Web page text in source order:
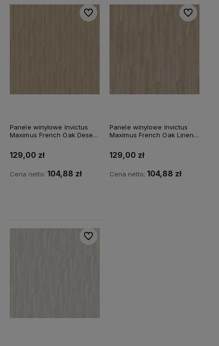
Panele winylowe Invictus
Maximus French Oak Desert
129,00 zł
Cena netto: 104,88 zł
Do ulubionych
Panele winylowe Invictus
Maximus French Oak Linen -
129,00 zł
Cena netto: 104,88 zł
Do
Do ulubionych